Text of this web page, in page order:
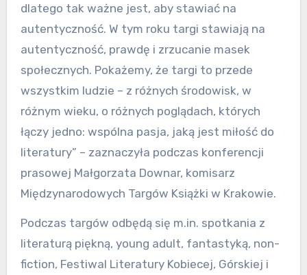
dlatego tak ważne jest, aby stawiać na
autentyczność. W tym roku targi stawiają na
autentyczność, prawdę i zrzucanie masek
społecznych. Pokażemy, że targi to przede
wszystkim ludzie – z różnych środowisk, w
różnym wieku, o różnych poglądach, których
łączy jedno: wspólna pasja, jaką jest miłość do
literatury” – zaznaczyła podczas konferencji
prasowej Małgorzata Downar, komisarz
Międzynarodowych Targów Książki w Krakowie.
Podczas targów odbędą się m.in. spotkania z
literaturą piękną, young adult, fantastyką, non-
fiction, Festiwal Literatury Kobiecej, Górskiej i